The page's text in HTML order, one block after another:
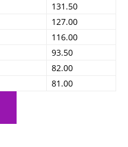
131.50
127.00
116.00
93.50
82.00
81.00